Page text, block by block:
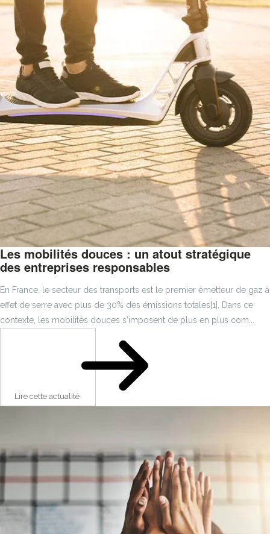
Les mobilités douces : un atout stratégique
des entreprises responsables
En France, le secteur des transports est le premier émetteur de gaz à
effet de serre avec plus de 30% des émissions totales[1]. Dans ce
contexte, les mobilités douces s'imposent de plus en plus com...
Lire cette actualité